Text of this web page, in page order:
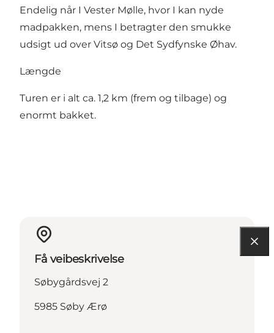
Endelig når I Vester Mølle, hvor I kan nyde
madpakken, mens I betragter den smukke
udsigt ud over Vitsø og Det Sydfynske Øhav.
Længde
Turen er i alt ca. 1,2 km (frem og tilbage) og
enormt bakket.
Få veibeskrivelse
Søbygårdsvej 2
5985 Søby Ærø